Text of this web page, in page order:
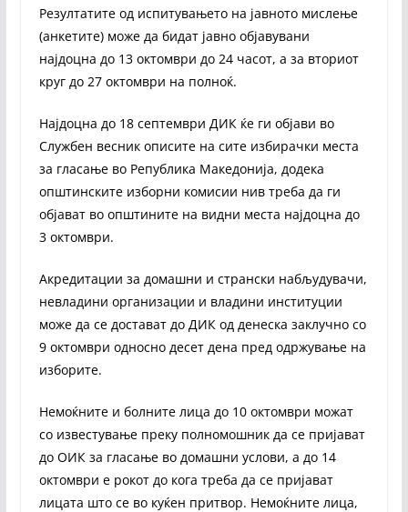
Резултатите од испитувањето на јавното мислење
(анкетите) може да бидат јавно објавувани
најдоцна до 13 октомври до 24 часот, а за вториот
круг до 27 октомври на полноќ.
Најдоцна до 18 септември ДИК ќе ги објави во
Службен весник описите на сите избирачки места
за гласање во Република Македонија, додека
општинските изборни комисии нив треба да ги
објават во општините на видни места најдоцна до
3 октомври.
Акредитации за домашни и странски набљудувачи,
невладини организации и владини институции
може да се достават до ДИК од денеска заклучно со
9 октомври односно десет дена пред одржување на
изборите.
Немоќните и болните лица до 10 октомври можат
со известување преку полномошник да се пријават
до ОИК за гласање во домашни услови, а до 14
октомври е рокот до кога треба да се пријават
лицата што се во куќен притвор. Немоќните лица,